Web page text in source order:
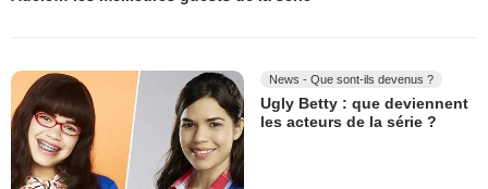
News - Que sont-ils devenus ?
Ugly Betty : que deviennent
les acteurs de la série ?